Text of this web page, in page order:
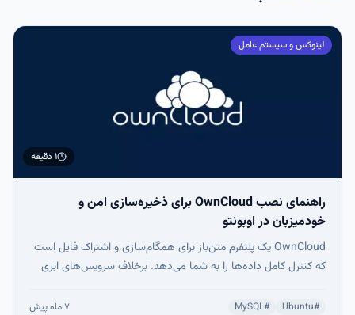
لینوکس و سیستم عامل
۱ دقیقه
راهنمای نصب OwnCloud برای ذخیره‌سازی امن و
خودمیزبان در اوبونتو
OwnCloud یک پلتفرم متن‌باز برای همگام‌سازی و اشتراک فایل است
که کنترل کامل داده‌ها را به شما می‌دهد. برخلاف سرویس‌های ابری
شما اجرا می‌شود و امنیت، حریم خصوصی و قابلیت سفارشی‌سازی
#
Ubuntu
#
MySQL ۷ ماه پیش